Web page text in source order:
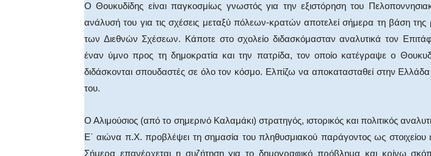
Ο Θουκυδίδης είναι παγκοσμίως γνωστός για την εξιστόρηση του
ανάλυσή του για τις σχέσεις μεταξύ πόλεων-κρατών αποτελεί σήμερα τη βάση της
των Διεθνών Σχέσεων. Κάποτε στο σχολείο διδασκόμασταν αναλυτικά τον
έναν ύμνο προς τη δημοκρατία και την πατρίδα, τον οποίο κατέγραψε ο
διδάσκονται σπουδαστές σε όλο τον κόσμο. Ελπίζω να αποκατασταθεί στην
του.
Ο Αλιμούσιος (από το σημερινό Καλαμάκι) στρατηγός, ιστορικός και πολιτικός
Ε΄ αιώνα π.Χ. προβλέψει τη σημασία του πληθυσμιακού παράγοντος ως στοιχείου
Σήμερα επανέρχεται η συζήτηση για το δημογραφικό πρόβλημα και κρίνω